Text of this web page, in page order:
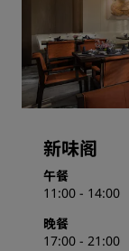
新味阁
午餐
11:00 - 14:00
晚餐
17:00 - 21:00